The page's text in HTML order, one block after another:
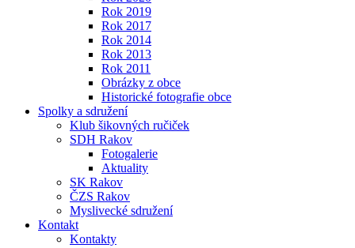
Rok 2019
Rok 2017
Rok 2014
Rok 2013
Rok 2011
Obrázky z obce
Historické fotografie obce
Spolky a sdružení
Klub šikovných ručiček
SDH Rakov
Fotogalerie
Aktuality
SK Rakov
ČZS Rakov
Myslivecké sdružení
Kontakt
Kontakty